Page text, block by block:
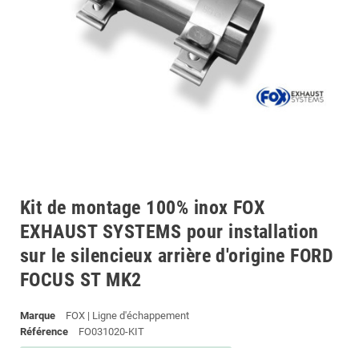
Kit de montage 100% inox FOX
EXHAUST SYSTEMS pour installation
sur le silencieux arrière d'origine FORD
FOCUS ST MK2
Marque
FOX | Ligne d'échappement
Référence
FO031020-KIT